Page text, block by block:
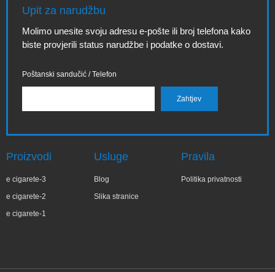
Upit za narudžbu
Molimo unesite svoju adresu e-pošte ili broj telefona kako
biste provjerili status narudžbe i podatke o dostavi.
Poštanski sandučić / Telefon
Proizvodi
e cigarete-3
e cigarete-2
e cigarete-1
Usluge
Blog
Slika stranice
Pravila
Politika privatnosti